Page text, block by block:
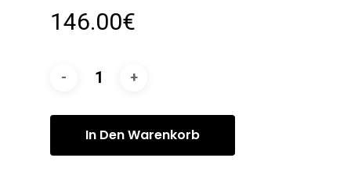
146.00€
In Den Warenkorb